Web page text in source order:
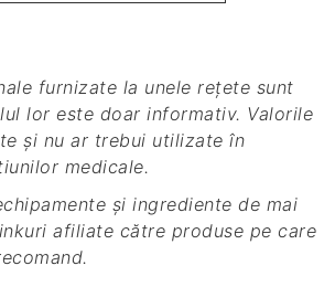
lor este doar informativ. Valorile
și nu ar trebui utilizate în
medicale.
afiliate către produse pe care